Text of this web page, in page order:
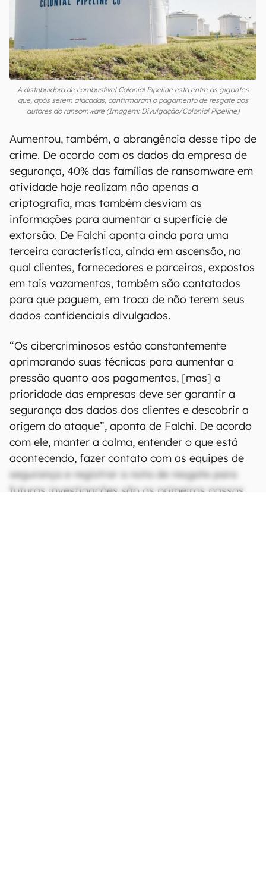
A distribuidora de combustível Colonial Pipeline está entre as gigantes
que, após serem atacadas, confirmaram o pagamento de resgate aos
autores do ransomware (Imagem: Divulgação/Colonial Pipeline)
Aumentou, também, a abrangência desse tipo de
crime. De acordo com os dados da empresa de
segurança, 40% das famílias de ransomware em
atividade hoje realizam não apenas a
criptografia, mas também desviam as
informações para aumentar a superfície de
extorsão. De Falchi aponta ainda para uma
terceira característica, ainda em ascensão, na
qual clientes, fornecedores e parceiros, expostos
em tais vazamentos, também são contatados
para que paguem, em troca de não terem seus
dados confidenciais divulgados.
“Os cibercriminosos estão constantemente
aprimorando suas técnicas para aumentar a
pressão quanto aos pagamentos, [mas] a
prioridade das empresas deve ser garantir a
segurança dos dados dos clientes e descobrir a
origem do ataque”, aponta de Falchi. De acordo
com ele, manter a calma, entender o que está
acontecendo, fazer contato com as equipes de
segurança e registrar a nota de resgate para
futuras investigações são os primeiros passos,